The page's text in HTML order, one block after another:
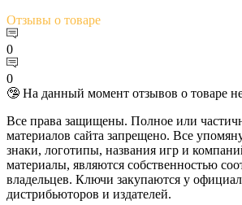
Отзывы о товаре
0
0
🤥 На данный момент отзывов о товаре
Все права защищены. Полное или
материалов сайта запрещено. Все
знаки, логотипы, названия игр и
материалы, являются собственностью
владельцев. Ключи закупаются у
дистрибьюторов и издателей.